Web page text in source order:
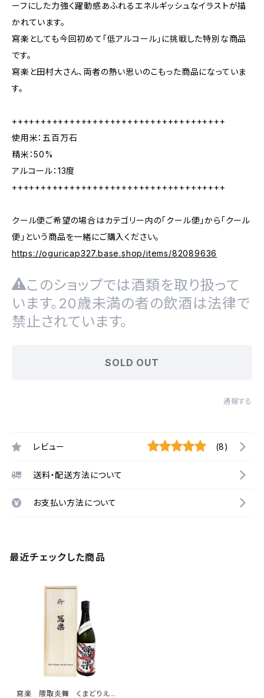
ーフにした力強く躍動感あふれるエネルギッシュなイラストが描
かれています。
寫楽としても今回初めて「低アルコール」に挑戦した特別な商品
です。
寫楽と田村大さん、両者の熱い思いのこもった商品になっていま
す。
+++++++++++++++++++++++++++++++++++++
使用米：五百万石
精米：50%
アルコール：13度
+++++++++++++++++++++++++++++++++++++
クール便ご希望の場合はカテゴリー内の「クール便」から「クール
便」という商品を一緒にご購入ください。
https://oguricap327.base.shop/items/82089636
このショップでは酒類を取り扱って
います。20歳未満の者の飲酒は法律で
禁止されています。
SOLD OUT
通報する
レビュー (8)
送料・配送方法について
お支払い方法について
最近チェックした商品
寫楽 隈取炎舞 くまどりえん